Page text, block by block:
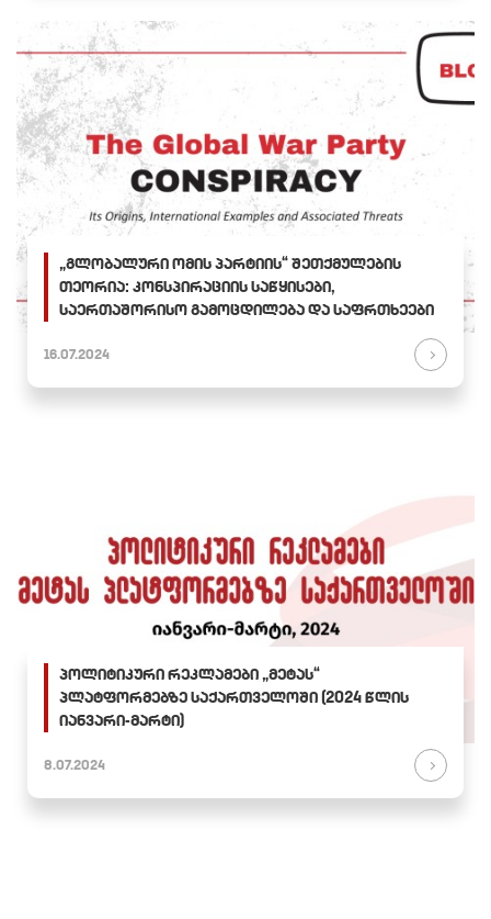
„გლობალური ომის პარტიის“ შეთქმულების
თეორია: კონსპირაციის საწყისები,
საერთაშორისო გამოცდილება და საფრთხეები
16.07.2024
პოლიტიკური რეკლამები „მეტას“
პლატფორმებზე საქართველოში (2024 წლის
იანვარი-მარტი)
8.07.2024